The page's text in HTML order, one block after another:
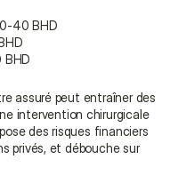
40 BHD
BHD
assuré peut entraîner des
intervention chirurgicale
des risques financiers
privés, et débouche sur